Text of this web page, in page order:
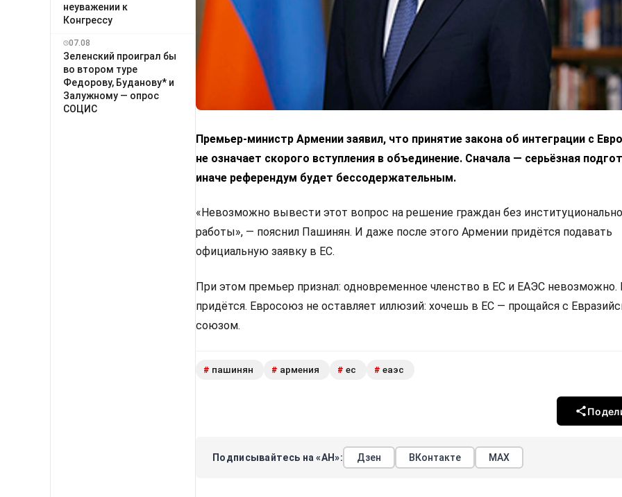
неуважении к
Конгрессу
07.08
Зеленский проиграл бы
во втором туре
Федорову, Буданову* и
Залужному — опрос
СОЦИС
Премьер-министр Армении заявил, что принятие закона об интеграции с
не означает скорого вступления в объединение. Сначала — серьёзная
иначе референдум будет бессодержательным.
«Невозможно вывести этот вопрос на решение граждан без
работы», — пояснил Пашинян. И даже после этого Армении придётся подавать
официальную заявку в ЕС.
При этом премьер признал: одновременное членство в ЕС и ЕАЭС невозможно.
придётся. Евросоюз не оставляет иллюзий: хочешь в ЕС — прощайся с
союзом.
# пашинян # армения # ес # еаэс
Подписывайтесь на «АН»: Дзен ВКонтакте МАХ